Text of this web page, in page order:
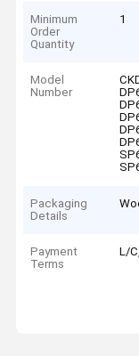
Minimum
Order
Quantity
1
Model
Number
Packaging
Details
Payment
Terms
L/